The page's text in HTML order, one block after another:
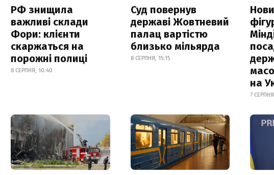
РФ знищила
важливі склади
Фори: клієнти
скаржаться на
порожні полиці
8 СЕРПНЯ, 10:40
Суд повернув
державі Жовтневий
палац вартістю
близько мільярда
8 СЕРПНЯ, 15:15
на
7